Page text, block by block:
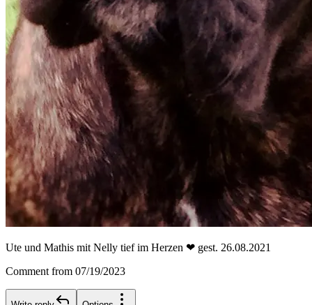
Ute und Mathis mit Nelly tief im Herzen ❤ gest. 26.08.2021
Comment from 07/19/2023